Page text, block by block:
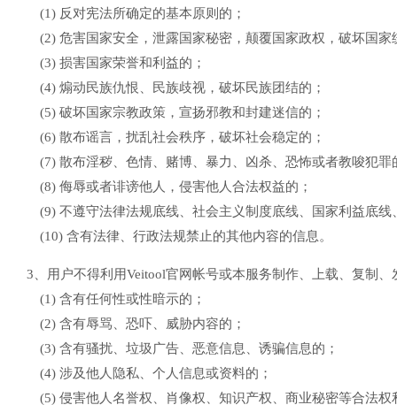
(1) 反对宪法所确定的基本原则的；
(2) 危害国家安全，泄露国家秘密，颠覆国家政权，破坏国家
(3) 损害国家荣誉和利益的；
(4) 煽动民族仇恨、民族歧视，破坏民族团结的；
(5) 破坏国家宗教政策，宣扬邪教和封建迷信的；
(6) 散布谣言，扰乱社会秩序，破坏社会稳定的；
(7) 散布淫秽、色情、赌博、暴力、凶杀、恐怖或者教唆犯罪
(8) 侮辱或者诽谤他人，侵害他人合法权益的；
(9) 不遵守法律法规底线、社会主义制度底线、国家利益底
(10) 含有法律、行政法规禁止的其他内容的信息。
3、用户不得利用Veitool官网帐号或本服务制作、上载、复制
(1) 含有任何性或性暗示的；
(2) 含有辱骂、恐吓、威胁内容的；
(3) 含有骚扰、垃圾广告、恶意信息、诱骗信息的；
(4) 涉及他人隐私、个人信息或资料的；
(5) 侵害他人名誉权、肖像权、知识产权、商业秘密等合法权